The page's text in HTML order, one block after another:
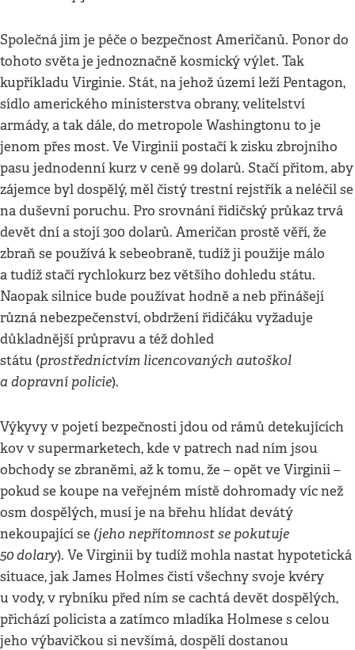
Společná jim je péče o bezpečnost Američanů. Ponor do
tohoto světa je jednoznačně kosmický výlet. Tak
kupříkladu Virginie. Stát, na jehož území leží Pentagon,
sídlo amerického ministerstva obrany, velitelství
armády, a tak dále, do metropole Washingtonu to je
jenom přes most. Ve Virginii postačí k zisku zbrojního
pasu jednodenní kurz v ceně 99 dolarů. Stačí přitom, aby
zájemce byl dospělý, měl čistý trestní rejstřík a neléčil se
na duševní poruchu. Pro srovnání řidičský průkaz trvá
devět dní a stojí 300 dolarů. Američan prostě věří, že
zbraň se používá k sebeobraně, tudíž ji použije málo
a tudíž stačí rychlokurz bez většího dohledu státu.
Naopak silnice bude používat hodně a neb přinášejí
různá nebezpečenství, obdržení řidičáku vyžaduje
důkladnější průpravu a též dohled
státu (prostřednictvím licencovaných autoškol
a dopravní policie).
Výkyvy v pojetí bezpečnosti jdou od rámů detekujících
kov v supermarketech, kde v patrech nad ním jsou
obchody se zbraněmi, až k tomu, že – opět ve Virginii –
pokud se koupe na veřejném místě dohromady víc než
osm dospělých, musí je na břehu hlídat devátý
nekoupající se (jeho nepřítomnost se pokutuje
50 dolary). Ve Virginii by tudíž mohla nastat hypotetická
situace, jak James Holmes čistí všechny svoje kvéry
u vody, v rybníku před ním se cachtá devět dospělých,
přichází policista a zatímco mladíka Holmese s celou
jeho výbavičkou si nevšímá, dospělí dostanou